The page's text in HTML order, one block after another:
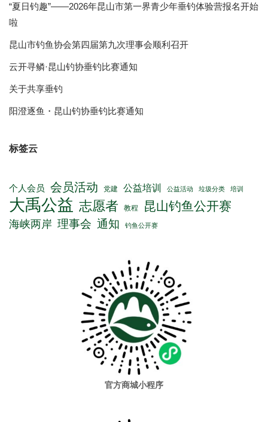
“夏日钓趣”——2026年昆山市第一界青少年垂钓体验营报名开始
啦
昆山市钓鱼协会第四届第九次理事会顺利召开
云开寻鳞·昆山钓协垂钓比赛通知
关于共享垂钓
阳澄逐鱼・昆山钓协垂钓比赛通知
标签云
个人会员 会员活动 党建 公益培训 公益活动 垃圾分类 培训
大禹公益 志愿者 教程 昆山钓鱼公开赛
海峡两岸 理事会 通知 钓鱼公开赛
官方商城小程序